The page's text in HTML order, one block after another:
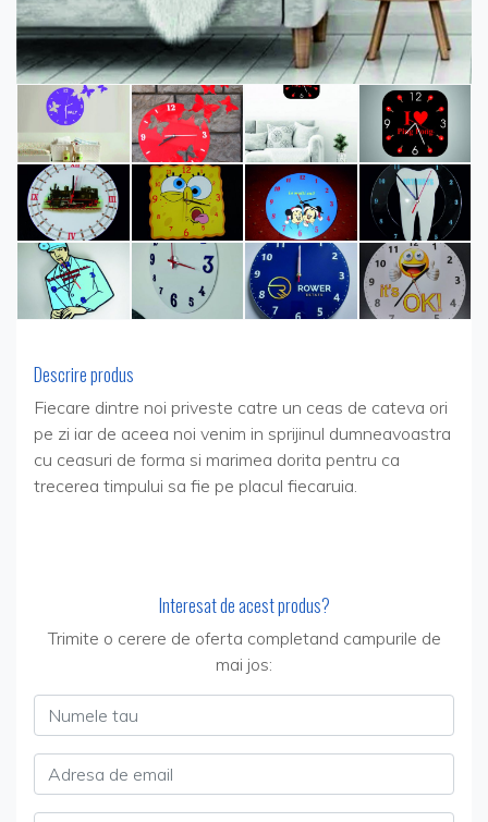
Descrire produs
Fiecare dintre noi priveste catre un ceas de cateva ori
pe zi iar de aceea noi venim in sprijinul dumneavoastra
cu ceasuri de forma si marimea dorita pentru ca
trecerea timpului sa fie pe placul fiecaruia.
Interesat de acest produs?
Trimite o cerere de oferta completand campurile de
mai jos: